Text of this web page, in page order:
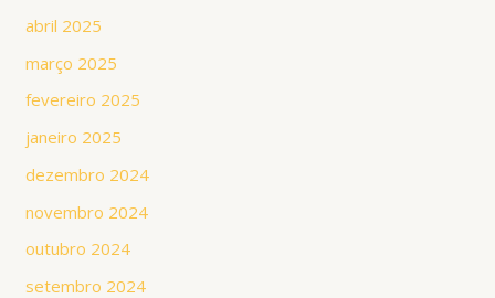
abril 2025
março 2025
fevereiro 2025
janeiro 2025
dezembro 2024
novembro 2024
outubro 2024
setembro 2024